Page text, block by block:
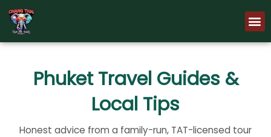
Skip
content
Phuket Travel Guides &
Local Tips
Honest advice from a family-run, TAT-licensed tour